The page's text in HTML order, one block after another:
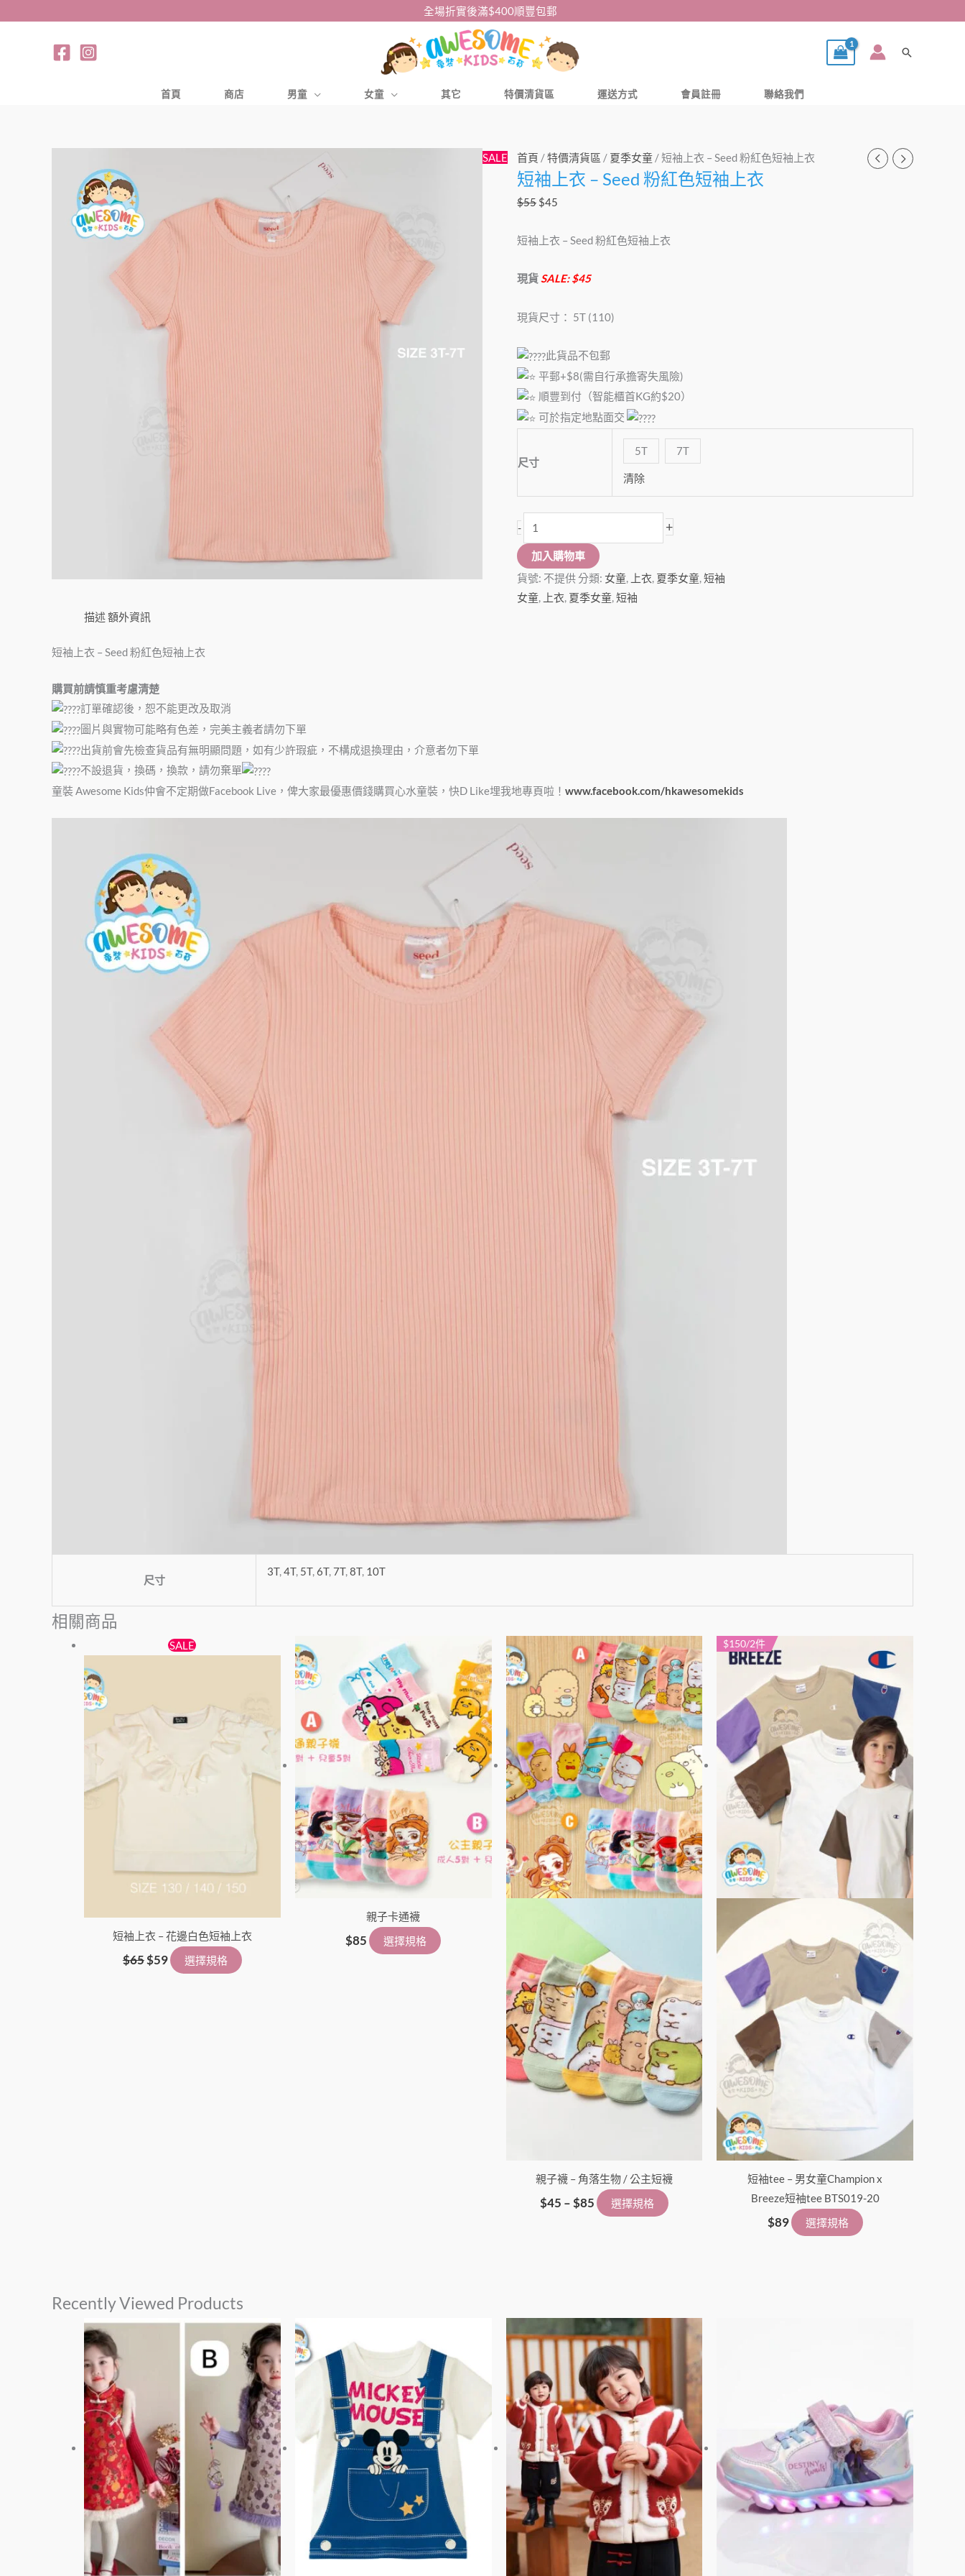
全場折實後滿$400順豐包郵
搜
首頁 商店 男童 女童 其它 特價清貨區 運送方式 會員註冊 聯絡我們
SALE 首頁 /特價清貨區 / 夏季女童 / 短袖上衣 – Seed 粉紅色短袖上衣
短袖上衣 – Seed 粉紅色短袖上衣
$55
原
始
價
$55。
$45
目
前
$45。
短袖上衣 – Seed 粉紅色短袖上衣
現貨SALE: $45
現貨尺寸： 5T (110)
此貨品不包郵
平郵+$8(需自行承擔寄失風險)
順豐到付（智能櫃首KG約$20）
可於指定地點面交
尺寸
5T 7T
清除
-
短
袖
上
–
粉
色
袖
上
衣
數
量
+
加入購物車
貨號: 不提供分類: 女童, 上衣, 夏季女童,短袖
女童, 上衣, 夏季女童,短袖
描述額外資訊
短袖上衣 – Seed 粉紅色短袖上衣
購買前請慎重考慮清楚
訂單確認後，恕不能更改及取消
圖片與實物可能略有色差，完美主義者請勿下單
出貨前會先檢查貨品有無明顯問題，如有少許瑕疵，不構成退換理由，介意者勿下單
不設退貨，換碼，換款，請勿棄單
童裝 Awesome Kids仲會不定期做Facebook Live，俾大家最優惠價錢購買心水童裝，快D Like埋我地專頁啦！ www.facebook.com/hkawesomekids
尺寸
3T,4T, 5T,6T,7T,8T, 10T
相關商品
SALE
短袖上衣 – 花邊白色短袖上衣
$65
始
$65。
$59
目
前
選擇規格
多
式。
頁
面
選
擇
選
親子卡通襪
$85 選擇規格
有
多
種
款
產
品
擇
親子襪 – 角落生物 / 公主短襪
$45 –$85
價
格
範
圍：
$45
到
$85
選擇規格
此
產
品
有
多
種
款
式。
可
在
產
品
頁
面
項
$150/2件
短袖tee – 男女童Champion x
Breeze短袖tee BTS019-20
$89 選擇規格
產
品
多
種
款
式。
面
擇
選
Recently Viewed Products
價
圍：
$218
此
產
品
有
多
種
款
式。
可
在
產
品
頁
品
有
多
種
款
式。
可
在
品
頁
價
格
範
圍：
$108
到
$228
多
種
款
式。
可
在
產
品
頁
種
款
式。
可
在